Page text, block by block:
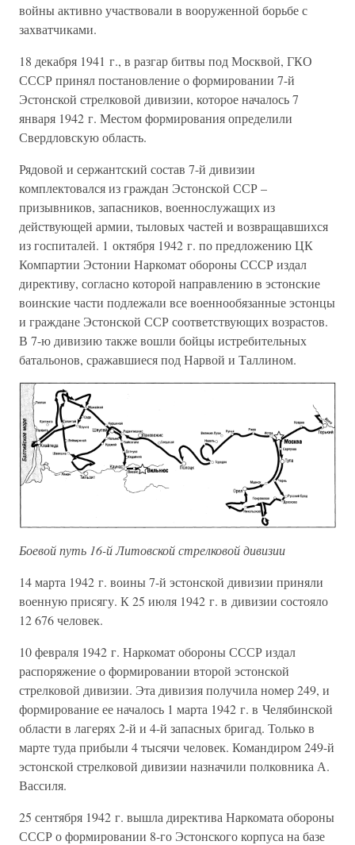
войны активно участвовали в вооруженной борьбе с
захватчиками.
18 декабря 1941 г., в разгар битвы под Москвой, ГКО
СССР принял постановление о формировании 7-й
Эстонской стрелковой дивизии, которое началось 7
января 1942 г. Местом формирования определили
Свердловскую область.
Рядовой и сержантский состав 7-й дивизии
комплектовался из граждан Эстонской ССР –
призывников, запасников, военнослужащих из
действующей армии, тыловых частей и возвращавшихся
из госпиталей. 1 октября 1942 г. по предложению ЦК
Компартии Эстонии Наркомат обороны СССР издал
директиву, согласно которой направлению в эстонские
воинские части подлежали все военнообязанные эстонцы
и граждане Эстонской ССР соответствующих возрастов.
В 7-ю дивизию также вошли бойцы истребительных
батальонов, сражавшиеся под Нарвой и Таллином.
Боевой путь 16-й Литовской стрелковой дивизии
14 марта 1942 г. воины 7-й эстонской дивизии приняли
военную присягу. К 25 июля 1942 г. в дивизии состояло
12 676 человек.
10 февраля 1942 г. Наркомат обороны СССР издал
распоряжение о формировании второй эстонской
стрелковой дивизии. Эта дивизия получила номер 249, и
формирование ее началось 1 марта 1942 г. в Челябинской
области в лагерях 2-й и 4-й запасных бригад. Только в
марте туда прибыли 4 тысячи человек. Командиром 249-й
эстонской стрелковой дивизии назначили полковника А.
Вассиля.
25 сентября 1942 г. вышла директива Наркомата обороны
СССР о формировании 8-го Эстонского корпуса на базе